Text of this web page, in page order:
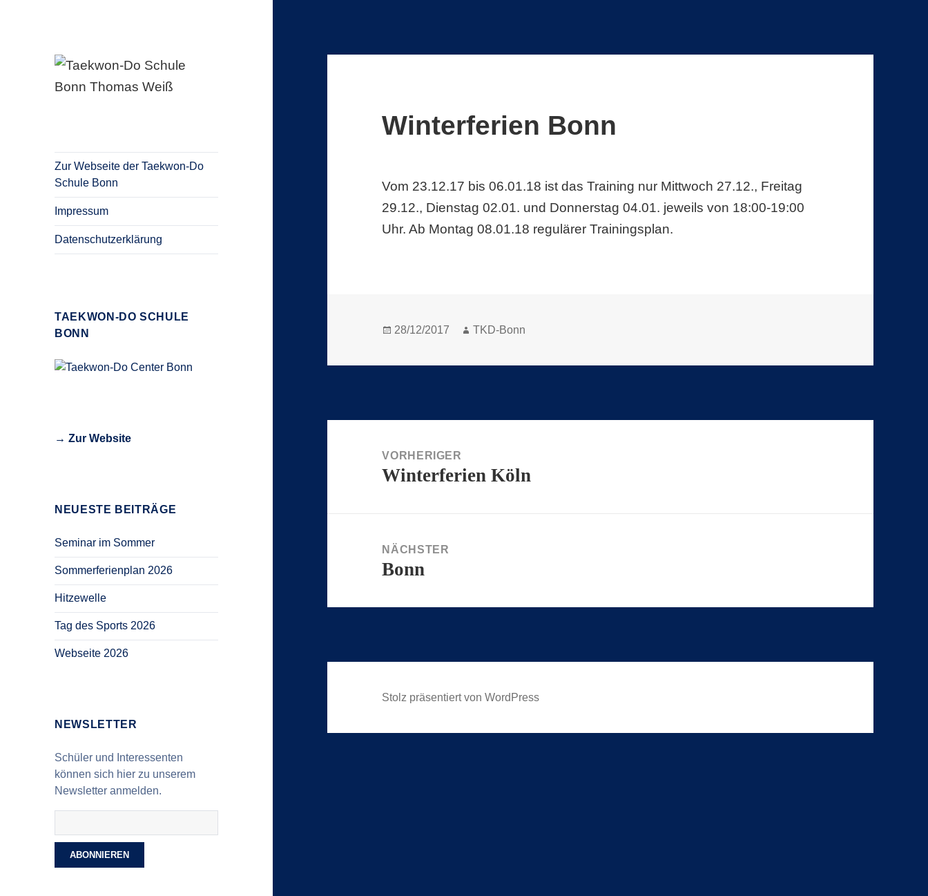
Thomas Weiß
Zur Webseite der Taekwon-Do
Schule Bonn
Impressum
Datenschutzerklärung
TAEKWON-DO SCHULE
BONN
→ Zur Website
NEUESTE BEITRÄGE
Seminar im Sommer
Sommerferienplan 2026
Hitzewelle
Tag des Sports 2026
Webseite 2026
NEWSLETTER
Schüler und Interessenten
können sich hier zu unserem
Newsletter anmelden.
Winterferien Bonn
Vom 23.12.17 bis 06.01.18 ist das Training nur Mittwoch 27.12., Freitag
29.12., Dienstag 02.01. und Donnerstag 04.01. jeweils von 18:00-19:00
Uhr. Ab Montag 08.01.18 regulärer Trainingsplan.
Veröffentlicht
28/12/2017 Autor
TKD-Bonn
VORHERIGER
Vorheriger
Winterferien Köln
NÄCHSTER
Nächster
Bonn
Stolz präsentiert von WordPress